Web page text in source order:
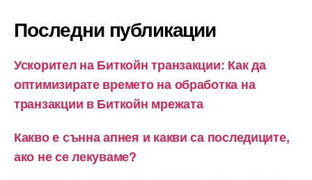
Последни публикации
Ускорител на Биткойн транзакции: Как да
оптимизирате времето на обработка на
транзакции в Биткойн мрежата
Какво е сънна апнея и какви са последиците,
ако не се лекуваме?